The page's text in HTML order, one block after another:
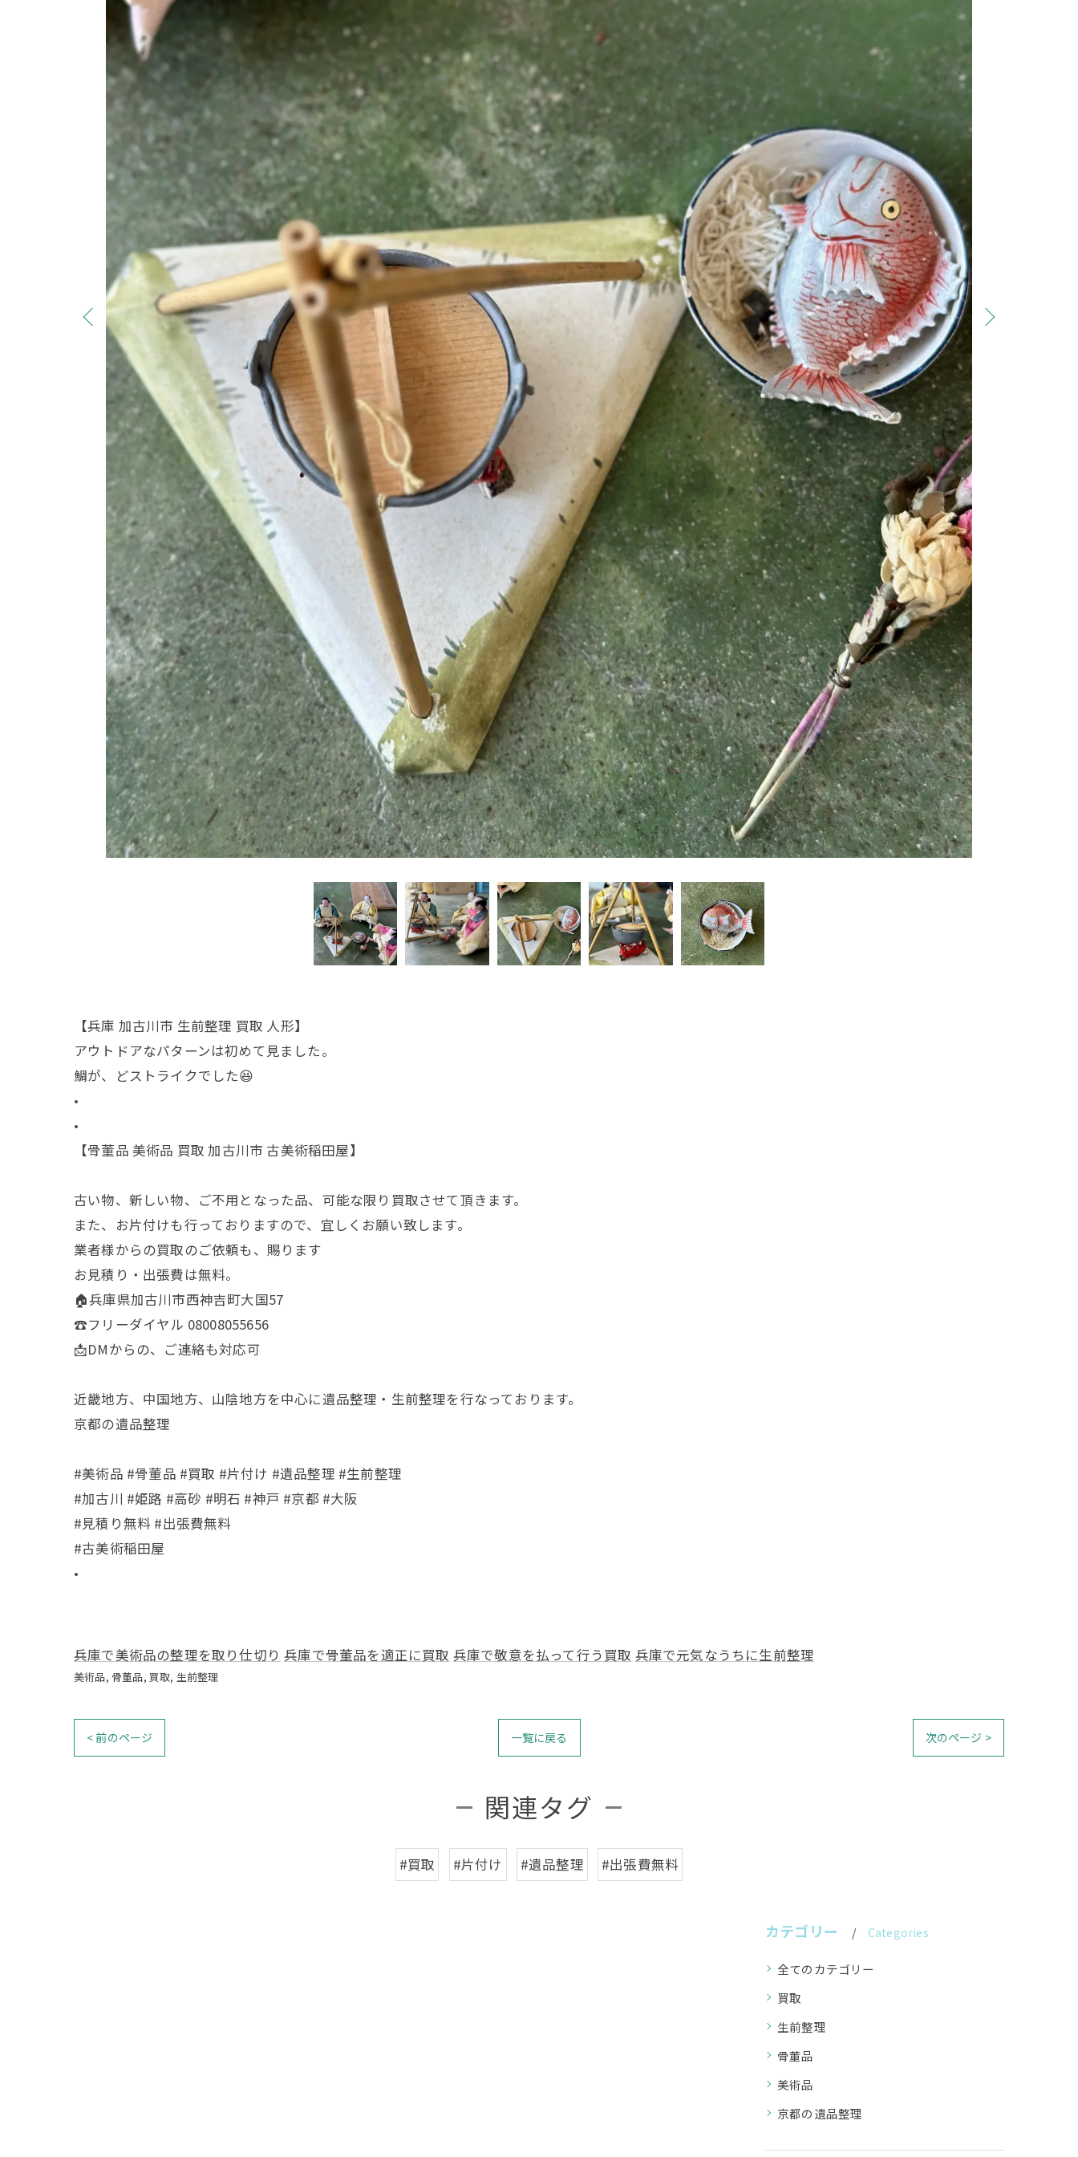
【兵庫 加古川市 生前整理 買取 人形】
アウトドアなパターンは初めて見ました。
鯛が、どストライクでした😆
•
•
【骨董品 美術品 買取 加古川市 古美術稲田屋】
古い物、新しい物、ご不用となった品、可能な限り買取させて頂きます。
また、お片付けも行っておりますので、宜しくお願い致します。
業者様からの買取のご依頼も、賜ります
お見積り・出張費は無料。
🏠兵庫県加古川市西神吉町大国57
☎️フリーダイヤル 08008055656
📩DMからの、ご連絡も対応可
近畿地方、中国地方、山陰地方を中心に遺品整理・生前整理を行なっております。
京都の遺品整理
#美術品 #骨董品 #買取 #片付け #遺品整理 #生前整理
#加古川 #姫路 #高砂 #明石 #神戸 #京都 #大阪
#見積り無料 #出張費無料
#古美術稲田屋
•
兵庫で美術品の整理を取り仕切り 兵庫で骨董品を適正に買取 兵庫で敬意を払って行う買取 兵庫で元気なうちに生前整理
美術品 骨董品 買取 生前整理
< 前のページ 一覧に戻る 次のページ >
関連タグ
#買取 #片付け #遺品整理 #出張費無料
カテゴリー Categories
全てのカテゴリー
買取
生前整理
骨董品
美術品
京都の遺品整理